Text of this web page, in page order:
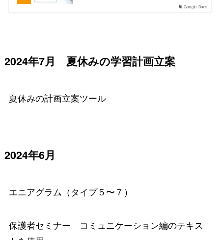
Google Docs
2024年7月 夏休みの学習計画立案
夏休みの計画立案ツール
2024年6月
エニアグラム（タイプ５〜７）
保護者セミナー コミュニケーション編のテキス